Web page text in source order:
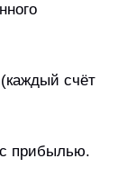
счёт
прибылью.